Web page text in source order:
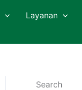
Layanan
Search